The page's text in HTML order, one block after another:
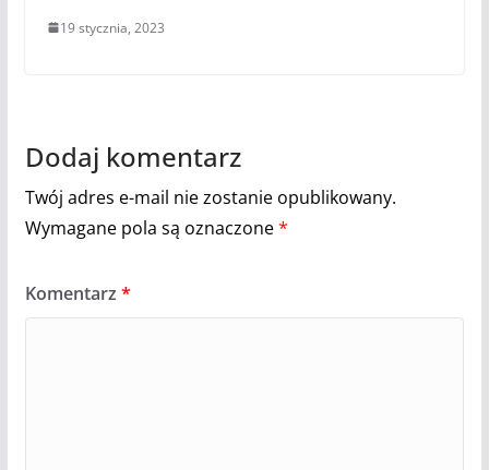
19 stycznia, 2023
Dodaj komentarz
Twój adres e-mail nie zostanie opublikowany.
Wymagane pola są oznaczone*
Komentarz *